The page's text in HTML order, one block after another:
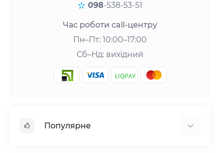
098-538-53-51
Час роботи call-центру
Пн–Пт: 10:00–17:00
Сб–Нд: вихідний
Популярне